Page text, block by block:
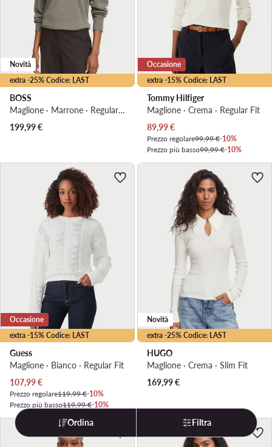
extra -25% Codice: LAST
Novità
BOSS
Maglione · Marrone · Regular Fit
199,99€
extra -15% Codice: LAST
Occasione
Tommy Hilfiger
Maglione · Crema · Regular Fit
Prezzo attuale
89,99€
Prezzo regolare99,99 €-10%
Prezzo più basso99,99 €-10%
extra -15% Codice: LAST
Occasione
Guess
Maglione · Bianco · Regular Fit
Prezzo attuale
107,99€
Prezzo regolare119,99 €-10%
Prezzo più basso119,99 €-10%
extra -25% Codice: LAST
Novità
HUGO
Maglione · Crema · Slim Fit
169,99€
Ordina Filtra